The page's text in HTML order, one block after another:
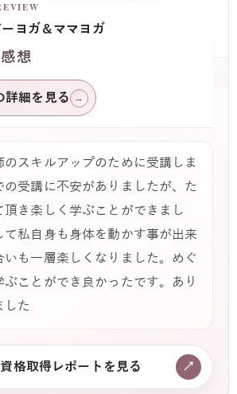
ヨガ＆ママヨガ
想
詳細を見る →
のスキルアップのために受講しま
の受講に不安がありましたが、た
頂き楽しく学ぶことができまし
て私自身も身体を動かす事が出来
いも一層楽しくなりました。めぐ
ことができ良かったです。あり
した
格取得レポートを見る ↗